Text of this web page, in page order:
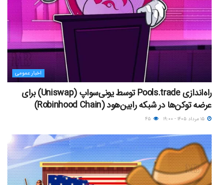
اخبار عمومی
راه‌اندازی Pools.trade توسط یونی‌سواپ (Uniswap) برای
عرضه توکن‌ها در شبکه رابین‌هود (Robinhood Chain)